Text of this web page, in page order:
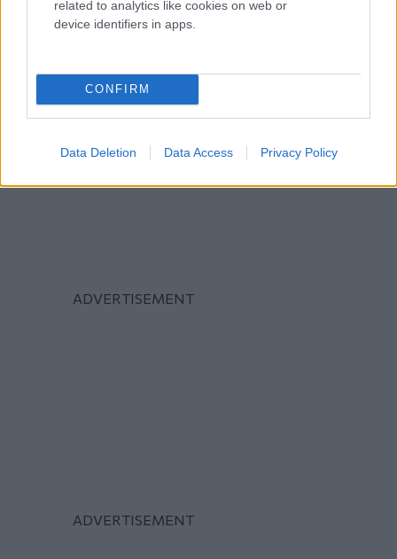
related to analytics like cookies on web or
device identifiers in apps.
CONFIRM
Data Deletion Data Access Privacy Policy